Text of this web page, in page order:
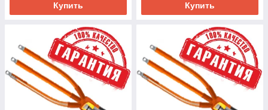
Купить Купить